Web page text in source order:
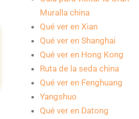
Muralla china
Qué ver en Xian
Qué ver en Shanghai
Qué ver en Hong Kong
Ruta de la seda china
Qué ver en Fenghuang
Yangshuo
Qué ver en Datong